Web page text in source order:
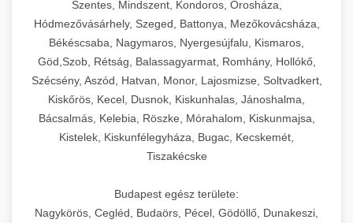
Szentes, Mindszent, Kondoros, Orosháza,
Hódmezővásárhely, Szeged, Battonya, Mezőkovácsháza,
Békéscsaba, Nagymaros, Nyergesújfalu, Kismaros,
Göd,Szob, Rétság, Balassagyarmat, Romhány, Hollókő,
Szécsény, Aszód, Hatvan, Monor, Lajosmizse, Soltvadkert,
Kiskőrös, Kecel, Dusnok, Kiskunhalas, Jánoshalma,
Bácsalmás, Kelebia, Röszke, Mórahalom, Kiskunmajsa,
Kistelek, Kiskunfélegyháza, Bugac, Kecskemét,
Tiszakécske
Budapest egész területe:
Nagykörös, Cegléd, Budaörs, Pécel, Gödöllő, Dunakeszi,